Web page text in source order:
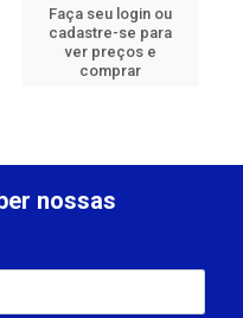
Faça seu login ou
cadastre-se para
ver preços e
comprar
nossas